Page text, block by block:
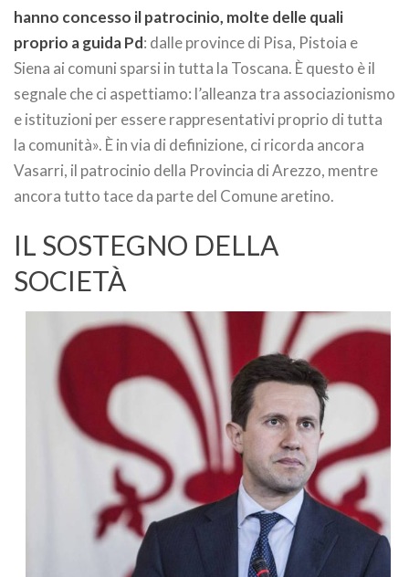
hanno concesso il patrocinio, molte delle quali
proprio a guida Pd: dalle province di Pisa, Pistoia e
Siena ai comuni sparsi in tutta la Toscana. È questo è il
segnale che ci aspettiamo: l’alleanza tra associazionismo
e istituzioni per essere rappresentativi proprio di tutta
la comunità». È in via di definizione, ci ricorda ancora
Vasarri, il patrocinio della Provincia di Arezzo, mentre
ancora tutto tace da parte del Comune aretino.
IL SOSTEGNO DELLA
SOCIETÀ